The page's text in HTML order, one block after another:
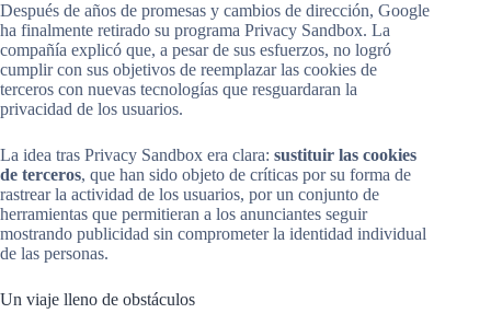
Después de años de promesas y cambios de dirección, Google
ha finalmente retirado su programa Privacy Sandbox. La
compañía explicó que, a pesar de sus esfuerzos, no logró
cumplir con sus objetivos de reemplazar las cookies de
terceros con nuevas tecnologías que resguardaran la
privacidad de los usuarios.
La idea tras Privacy Sandbox era clara: sustituir las cookies
de terceros, que han sido objeto de críticas por su forma de
rastrear la actividad de los usuarios, por un conjunto de
herramientas que permitieran a los anunciantes seguir
mostrando publicidad sin comprometer la identidad individual
de las personas.
Un viaje lleno de obstáculos